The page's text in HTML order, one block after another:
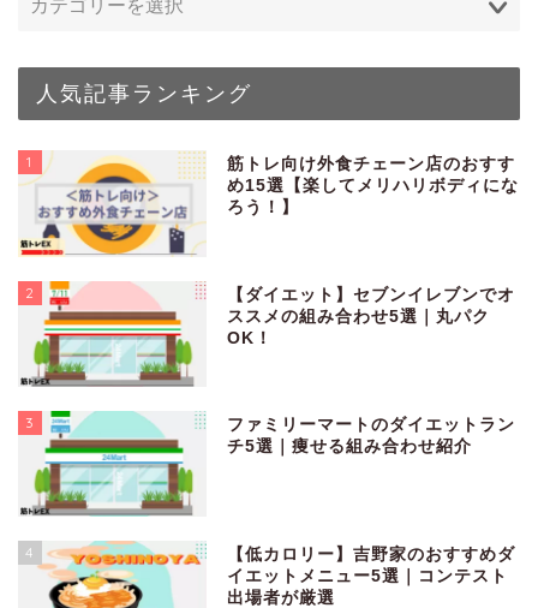
人気記事ランキング
1
筋トレ向け外食チェーン店のおすす
め15選【楽してメリハリボディにな
ろう！】
2
【ダイエット】セブンイレブンでオ
ススメの組み合わせ5選｜丸パク
OK！
3
ファミリーマートのダイエットラン
チ5選｜痩せる組み合わせ紹介
4
【低カロリー】吉野家のおすすめダ
イエットメニュー5選｜コンテスト
出場者が厳選